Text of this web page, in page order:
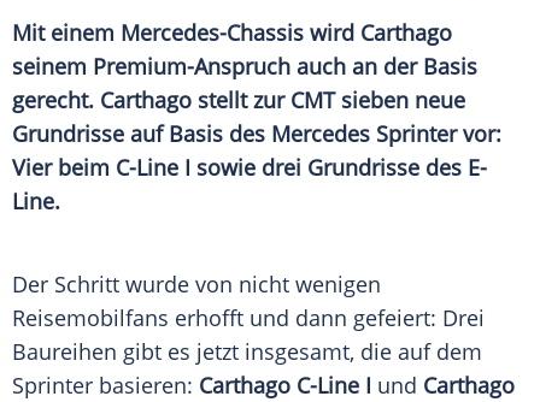
Mit einem Mercedes-Chassis wird Carthago
seinem Premium-Anspruch auch an der Basis
gerecht. Carthago stellt zur CMT sieben neue
Grundrisse auf Basis des Mercedes Sprinter vor:
Vier beim C-Line I sowie drei Grundrisse des E-
Line.
Der Schritt wurde von nicht wenigen
Reisemobilfans erhofft und dann gefeiert: Drei
Baureihen gibt es jetzt insgesamt, die auf dem
Sprinter basieren: Carthago C-Line I und Carthago